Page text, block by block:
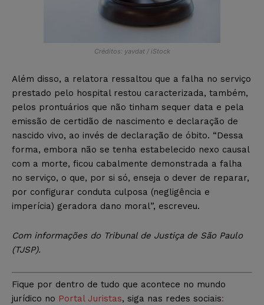
Créditos: yavdat / iStock
Além disso, a relatora ressaltou que a falha no serviço
prestado pelo hospital restou caracterizada, também,
pelos prontuários que não tinham sequer data e pela
emissão de certidão de nascimento e declaração de
nascido vivo, ao invés de declaração de óbito. “Dessa
forma, embora não se tenha estabelecido nexo causal
com a morte, ficou cabalmente demonstrada a falha
no serviço, o que, por si só, enseja o dever de reparar,
por configurar conduta culposa (negligência e
imperícia) geradora dano moral”, escreveu.
Com informações do Tribunal de Justiça de São Paulo
(TJSP).
Fique por dentro de tudo que acontece no mundo
jurídico no Portal Juristas, siga nas redes sociais: